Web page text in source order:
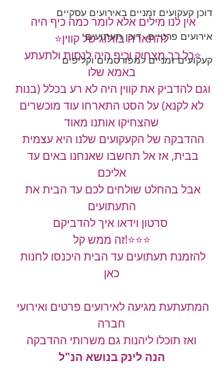
דוכן קעקועים זמניים באירועים עסקיים
אירועים פרטיים- דוכן תעתועים
קעקועים זמניים למפורסמים וקליפים
אין לנו מילים אלא לומר כמה כיף היה
להתארח בוולוג של קווין⭐️
⭐️כל כך מצחיק וכיף היה לנסות ולתעתע
באמא שלו
וגם להדביק את קווין היה לא רע בכלל (בנות
לא לקנא) על הסט התארחו עוד מוכשרים
שהצחיקו אותנו מאוד
ההדבקה של הקעקועים שלנו היא עצמית
בבית, אז אל תחשבו שאנחנו באים עד
אליכם
אבל בהחלט שולחים לכם עד הבית את
התעתועים
⭐️⭐️⭐️!זה ממש קל
להזמנת תעתועים עד הבית היכנסו לחנות
כאן
המתעתעת מגיעה לאירועים פרטים ואירועי
חברה
ואז תוכלו ליהנות גם משרותי ההדבקה
הנה לינק בנושא הנ"ל